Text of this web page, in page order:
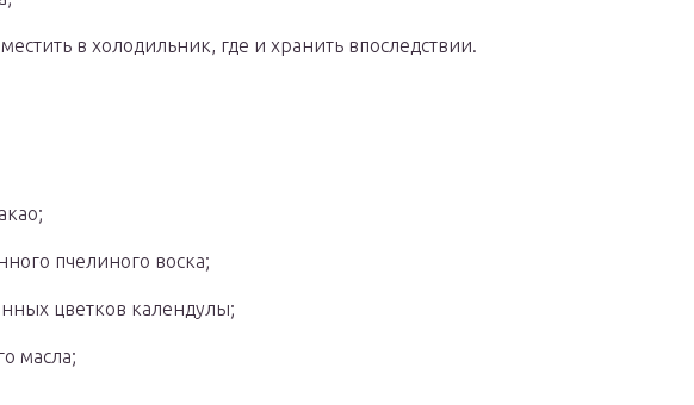
в холодильник, где и хранить впоследствии.
пчелиного воска;
цветков календулы;
масла;